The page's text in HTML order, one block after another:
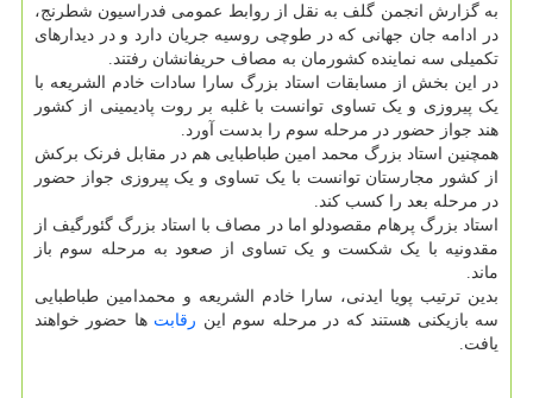
به گزارش انجمن گلف به نقل از روابط عمومی فدراسیون شطرنج،
در ادامه جان جهانی که در طوچی روسیه جریان دارد و در دیدارهای
تکمیلی سه نماینده کشورمان به مصاف حریفانشان رفتند.
در این بخش از مسابقات استاد بزرگ سارا سادات خادم الشریعه با
یک پیروزی و یک تساوی توانست با غلبه بر روت پادیمینی از کشور
هند جواز حضور در مرحله سوم را بدست آورد.
همچنین استاد بزرگ محمد امین طباطبایی هم در مقابل فرنک برکش
از کشور مجارستان توانست با یک تساوی و یک پیروزی جواز حضور
در مرحله بعد را کسب کند.
استاد بزرگ پرهام مقصودلو اما در مصاف با استاد بزرگ گئورگیف از
مقدونیه با یک شکست و یک تساوی از صعود به مرحله سوم باز
ماند.
بدین ترتیب پویا ایدنی، سارا خادم الشریعه و محمدامین طباطبایی
سه بازیکنی هستند که در مرحله سوم این رقابت ها حضور خواهند
یافت.